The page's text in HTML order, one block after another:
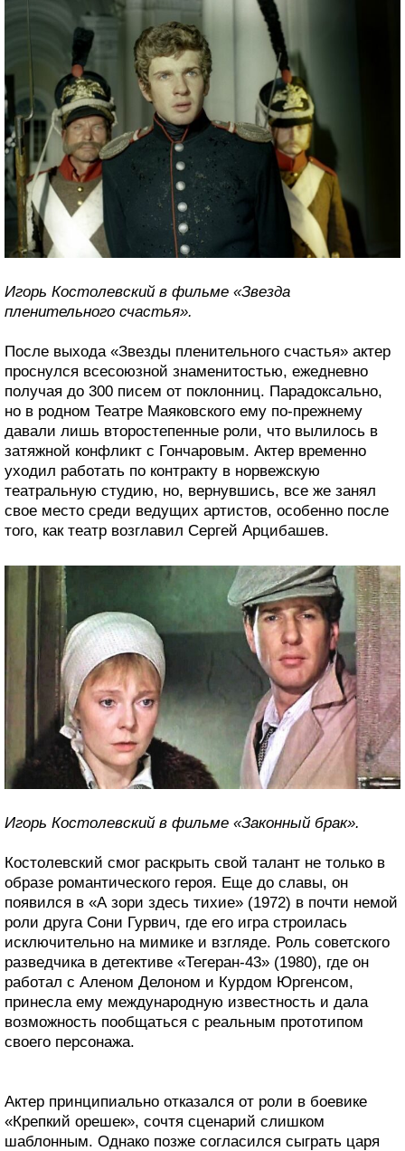
Игорь Костолевский в фильме «Звезда
пленительного счастья».
После выхода «Звезды пленительного счастья» актер
проснулся всесоюзной знаменитостью, ежедневно
получая до 300 писем от поклонниц. Парадоксально,
но в родном Театре Маяковского ему по-прежнему
давали лишь второстепенные роли, что вылилось в
затяжной конфликт с Гончаровым. Актер временно
уходил работать по контракту в норвежскую
театральную студию, но, вернувшись, все же занял
свое место среди ведущих артистов, особенно после
того, как театр возглавил Сергей Арцибашев.
Игорь Костолевский в фильме «Законный брак».
Костолевский смог раскрыть свой талант не только в
образе романтического героя. Еще до славы, он
появился в «А зори здесь тихие» (1972) в почти немой
роли друга Сони Гурвич, где его игра строилась
исключительно на мимике и взгляде. Роль советского
разведчика в детективе «Тегеран-43» (1980), где он
работал с Аленом Делоном и Курдом Юргенсом,
принесла ему международную известность и дала
возможность пообщаться с реальным прототипом
своего персонажа.
Актер принципиально отказался от роли в боевике
«Крепкий орешек», сочтя сценарий слишком
шаблонным. Однако позже согласился сыграть царя